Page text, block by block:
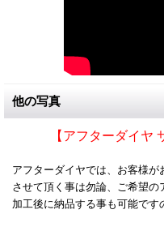
他の写真
【アフターダイヤ
アフターダイヤでは、お客様
させて頂く事は勿論、ご希望
加工後に納品する事も可能です